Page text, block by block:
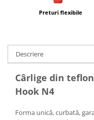
Aditivi, arome, dipuri
Pescuit la copca
Bagajerie pescuit
Genti
Lazi
Preturi flexibile
Descriere
Cârlige din
Hook N4
Forma unică, curbată,